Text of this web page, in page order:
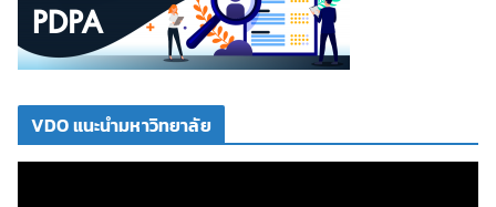
VDO แนะนำมหาวิทยาลัย